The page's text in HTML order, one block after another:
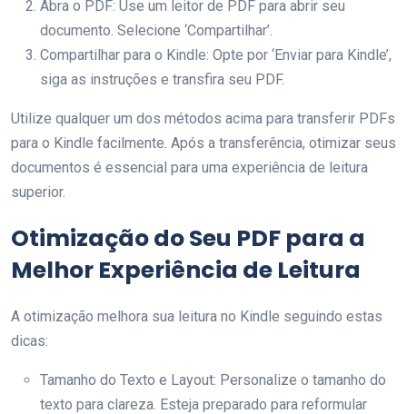
Abra o PDF: Use um leitor de PDF para abrir seu
documento. Selecione ‘Compartilhar’.
Compartilhar para o Kindle: Opte por ‘Enviar para Kindle’,
siga as instruções e transfira seu PDF.
Utilize qualquer um dos métodos acima para transferir PDFs
para o Kindle facilmente. Após a transferência, otimizar seus
documentos é essencial para uma experiência de leitura
superior.
Otimização do Seu PDF para a
Melhor Experiência de Leitura
A otimização melhora sua leitura no Kindle seguindo estas
dicas:
Tamanho do Texto e Layout: Personalize o tamanho do
texto para clareza. Esteja preparado para reformular